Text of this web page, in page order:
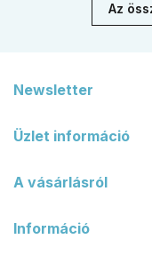
Az
Newsletter
Üzlet információ
A vásárlásról
Információ